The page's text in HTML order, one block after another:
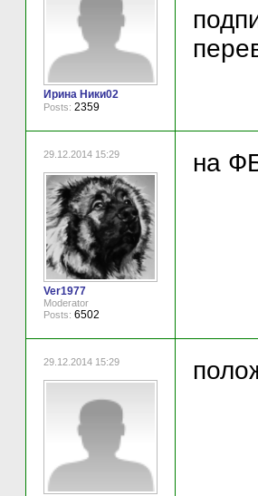
Ирина Ники02
Posts: 2359
29.12.2014 15:29
Ver1977
Moderator
Posts: 6502
на
29.12.2014 15:29